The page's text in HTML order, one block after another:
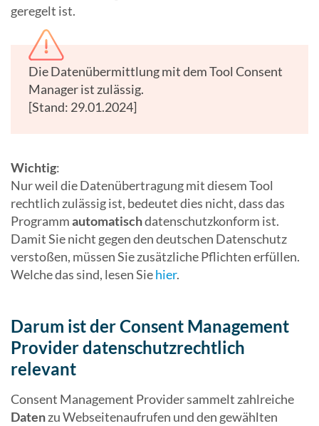
geregelt ist.
Die Datenübermittlung mit dem Tool Consent
Manager ist zulässig.
[Stand: 29.01.2024]
Wichtig:
Nur weil die Datenübertragung mit diesem Tool
rechtlich zulässig ist, bedeutet dies nicht, dass das
Programmautomatischdatenschutzkonform ist.
Damit Sie nicht gegen den deutschen Datenschutz
verstoßen, müssen Sie zusätzliche Pflichten erfüllen.
Welche das sind, lesen Siehier.
Darum ist der Consent Management
Provider datenschutzrechtlich
relevant
Consent Management Provider sammelt zahlreiche
Datenzu Webseitenaufrufen und den gewählten